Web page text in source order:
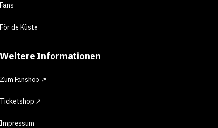
Fans
För de Küste
Weitere Informationen
Zum Fanshop ↗
Ticketshop ↗
Impressum